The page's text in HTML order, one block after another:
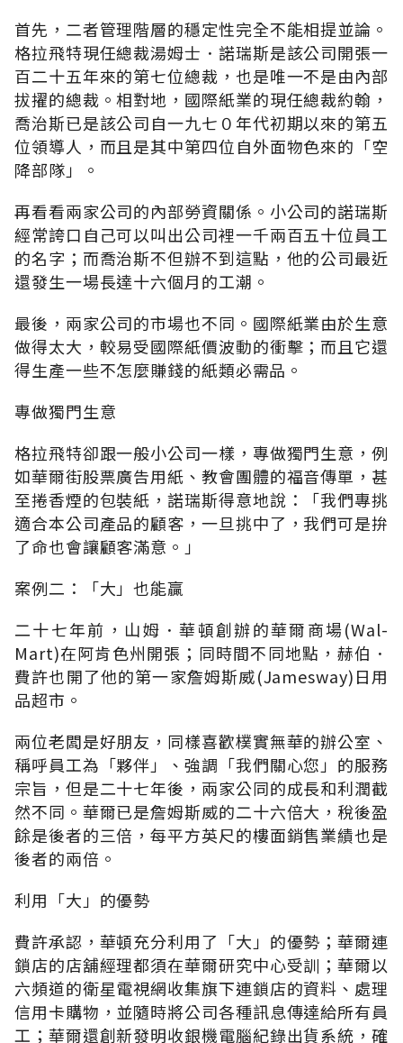
首先，二者管理階層的穩定性完全不能相提並論。
格拉飛特現任總裁湯姆士．諾瑞斯是該公司開張一
百二十五年來的第七位總裁，也是唯一不是由內部
拔擢的總裁。相對地，國際紙業的現任總裁約翰，
喬治斯已是該公司自一九七０年代初期以來的第五
位領導人，而且是其中第四位自外面物色來的「空
降部隊」。
再看看兩家公司的內部勞資關係。小公司的諾瑞斯
經常誇口自己可以叫出公司裡一千兩百五十位員工
的名字；而喬治斯不但辦不到這點，他的公司最近
還發生一場長達十六個月的工潮。
最後，兩家公司的市場也不同。國際紙業由於生意
做得太大，較易受國際紙價波動的衝擊；而且它還
得生產一些不怎麼賺錢的紙類必需品。
專做獨門生意
格拉飛特卻跟一般小公司一樣，專做獨門生意，例
如華爾街股票廣告用紙、教會團體的福音傳單，甚
至捲香煙的包裝紙，諾瑞斯得意地說：「我們專挑
適合本公司產品的顧客，一旦挑中了，我們可是拚
了命也會讓顧客滿意。」
案例二：「大」也能贏
二十七年前，山姆．華頓創辦的華爾商場(Wal-
Mart)在阿肯色州開張；同時間不同地點，赫伯．
費許也開了他的第一家詹姆斯威(Jamesway)日用
品超市。
兩位老闆是好朋友，同樣喜歡樸實無華的辦公室、
稱呼員工為「夥伴」、強調「我們關心您」的服務
宗旨，但是二十七年後，兩家公同的成長和利潤截
然不同。華爾已是詹姆斯威的二十六倍大，稅後盈
餘是後者的三倍，每平方英尺的樓面銷售業績也是
後者的兩倍。
利用「大」的優勢
費許承認，華頓充分利用了「大」的優勢；華爾連
鎖店的店舖經理都須在華爾研究中心受訓；華爾以
六頻道的衛星電視網收集旗下連鎖店的資料、處理
信用卡購物，並隨時將公司各種訊息傳達給所有員
工；華爾還創新發明收銀機電腦紀錄出貨系統，確